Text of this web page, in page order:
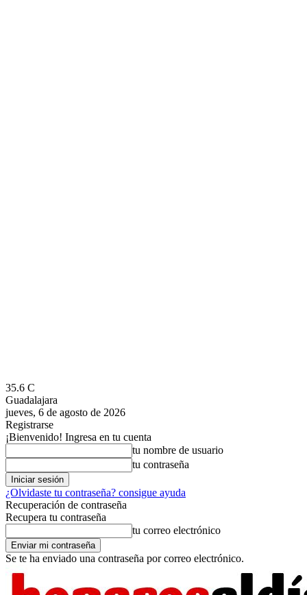
35.6 C
Guadalajara
jueves, 6 de agosto de 2026
Registrarse
¡Bienvenido! Ingresa en tu cuenta
tu nombre de usuario
tu contraseña
¿Olvidaste tu contraseña? consigue ayuda
Recuperación de contraseña
Recupera tu contraseña
tu correo electrónico
Se te ha enviado una contraseña por correo electrónico.